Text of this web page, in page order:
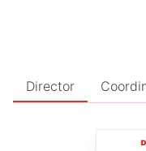
derechos de autor
coautor en numerosas
morales de los
Director